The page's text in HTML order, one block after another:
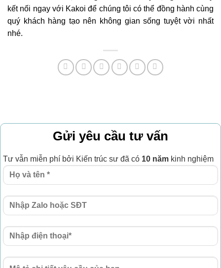
kết nối ngay với Kakoi để chúng tôi có thể đồng hành cùng
quý khách hàng tạo nên không gian sống tuyệt vời nhất
nhé.
Gửi yêu cầu tư vấn
Tư vẫn miễn phí bởi Kiến trúc sư đã có 10 năm kinh nghiệm